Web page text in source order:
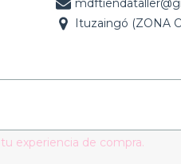
experiencia de compra.
Ituzaingó (ZONA